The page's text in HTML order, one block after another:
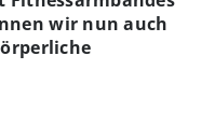
wir nun auch